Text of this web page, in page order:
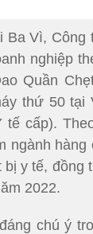
Vì, Công
nghiệp
Quần
thứ 50 tại
tế cấp).
ngành
bị y tế, đồng
2022.
chú ý